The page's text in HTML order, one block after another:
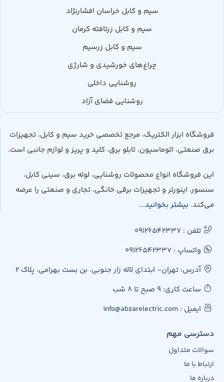
سیم و کابل خراسان افشارنژاد
سیم و کابل زرتافته کرمان
سیم و کابل زرسیم
چراغ‌های خورشیدی و شارژی
روشنایی داخلی
روشنایی فضای آزاد
فروشگاه ابزار الکتریک، مرجع تخصصی خرید سیم و کابل، تجهیزات
برق صنعتی، اتوماسیون، تابلو برق، کلید و پریز و لوازم جانبی است.
این فروشگاه انواع محصولات روشنایی، لوله برق، سینی کابل،
سنسور، اینورتر و تجهیزات برقی خانگی، تجاری و صنعتی را عرضه
می‌کند. بیشتر بخوانید...
تلفن : 09126542337
واتساپ : 09126542337
آدرس: تهران- ابتدای لاله زار جنوبی، بن بست بهرامی، پلاک 2
ساعت کاری: 9 صبح تا 8 شب
ایمیل : info@abzarelectric.com
دسترسی مهم
سوالات متداول
ارتباط با ما
درباره ما